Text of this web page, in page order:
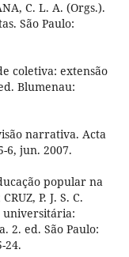
C. L. A. (Orgs.).
São Paulo:
coletiva: extensão
Blumenau:
narrativa. Acta
6, jun. 2007.
popular na
P. J. S. C.
universitária:
2. ed. São Paulo:
24.